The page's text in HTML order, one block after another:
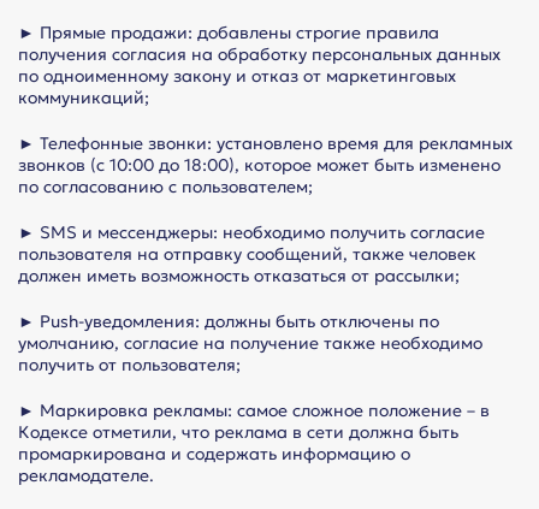
► Прямые продажи: добавлены строгие правила
получения согласия на обработку персональных данных
по одноименному закону и отказ от маркетинговых
коммуникаций;
► Телефонные звонки: установлено время для рекламных
звонков (с 10:00 до 18:00), которое может быть изменено
по согласованию с пользователем;
► SMS и мессенджеры: необходимо получить согласие
пользователя на отправку сообщений, также человек
должен иметь возможность отказаться от рассылки;
► Push-уведомления: должны быть отключены по
умолчанию, согласие на получение также необходимо
получить от пользователя;
► Маркировка рекламы: самое сложное положение – в
Кодексе отметили, что реклама в сети должна быть
промаркирована и содержать информацию о
рекламодателе.